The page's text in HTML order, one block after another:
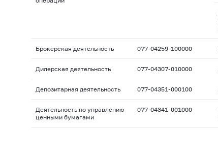
Брокерская деятельность 077-04259-100000
Дилерская деятельность 077-04307-010000
Депозитарная деятельность 077-04351-000100
Деятельность по управлению
ценными бумагами
077-04341-001000